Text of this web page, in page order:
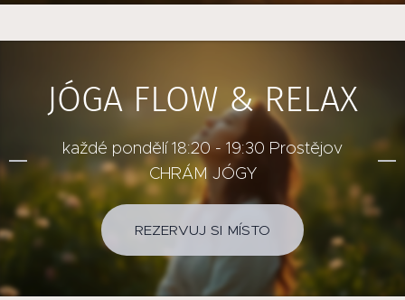
JÓGA FLOW & RELAX
každé pondělí 18:20 - 19:30 Prostějov
CHRÁM JÓGY
REZERVUJ SI MÍSTO